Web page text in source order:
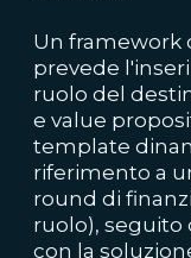
Un framework
prevede
ruolo del
e value
template
riferimento a
round di
ruolo), seguito
con la